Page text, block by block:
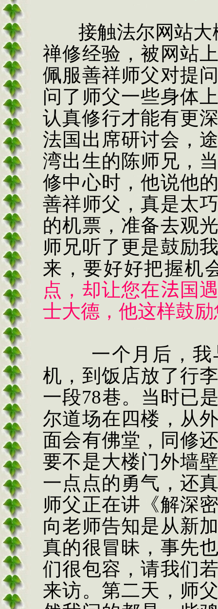
接触法尔网站大
禅修经验，被网站
佩服善祥师父对提
问了师父一些身体
认真修行才能有更
法国出席研讨会，
湾出生的陈师兄，
修中心时，他说他
善祥师父，真是太
的机票，准备去观
师兄听了更是鼓励
来，要好好把握机
点，却让您在法国
士大德，他这样鼓
一个月后，
机，到饭店放了行
一段78巷。当时已
尔道场在四楼，从
面会有佛堂，同修
要不是大楼门外墙
一点点的勇气，还
师父正在讲《解深
向老师告知是从新
真的很冒昧，事先
们很包容，请我们
来访。第二天，师